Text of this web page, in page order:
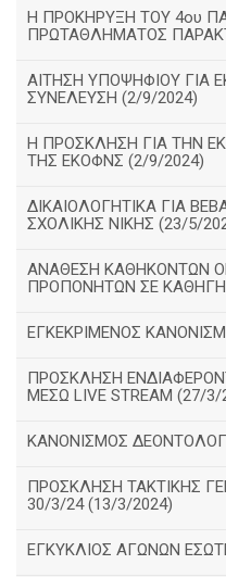
Η ΠΡΟΚΗΡΥΞΗ ΤΟΥ 4ου
ΠΡΩΤΑΘΛΗΜΑΤΟΣ
ΑΙΤΗΣΗ ΥΠΟΨΗΦΙΟΥ ΓΙΑ
ΣΥΝΕΛΕΥΣΗ (2/9/2024)
Η ΠΡΟΣΚΛΗΣΗ ΓΙΑ ΤΗΝ
ΤΗΣ ΕΚΟΦΝΣ (2/9/2024)
ΔΙΚΑΙΟΛΟΓΗΤΙΚΑ ΓΙΑ
ΣΧΟΛΙΚΗΣ ΝΙΚΗΣ (23/5/
ΑΝΑΘΕΣΗ ΚΑΘΗΚΟΝΤΩΝ
ΠΡΟΠΟΝΗΤΩΝ ΣΕ
ΕΓΚΕΚΡΙΜΕΝΟΣ
ΠΡΟΣΚΛΗΣΗ
ΜΕΣΩ LIVE STREAM (27/3/
ΚΑΝΟΝΙΣΜΟΣ
ΠΡΟΣΚΛΗΣΗ ΤΑΚΤΙΚΗΣ
30/3/24 (13/3/2024)
ΕΓΚΥΚΛΙΟΣ ΑΓΩΝΩΝ